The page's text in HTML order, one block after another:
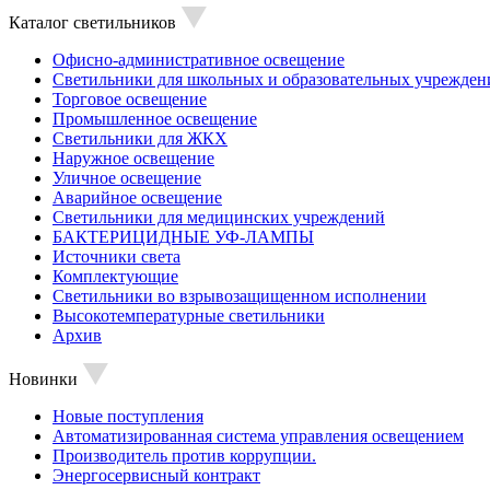
Каталог светильников
Офисно-административное освещение
Светильники для школьных и образовательных
Торговое освещение
Промышленное освещение
Светильники для ЖКХ
Наружное освещение
Уличное освещение
Аварийное освещение
Светильники для медицинских учреждений
БАКТЕРИЦИДНЫЕ УФ-ЛАМПЫ
Источники света
Комплектующие
Светильники во взрывозащищенном исполнении
Высокотемпературные светильники
Архив
Новинки
Новые поступления
Автоматизированная система управления освещением
Производитель против коррупции.
Энергосервисный контракт